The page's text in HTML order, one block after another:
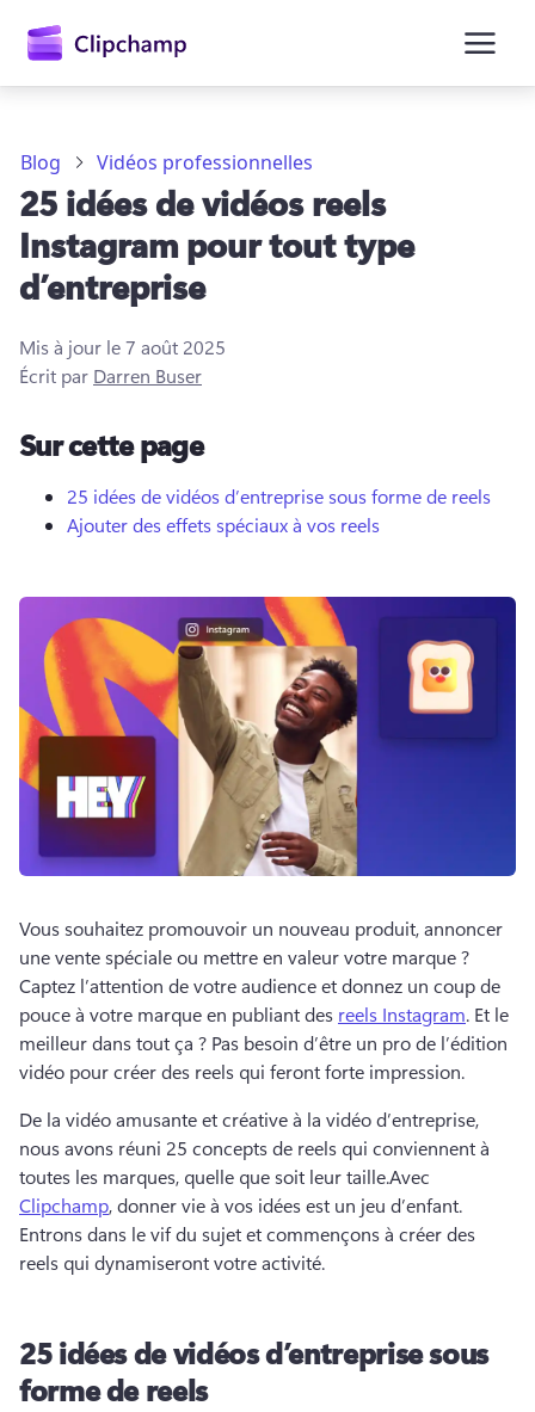
principal
Se connecter
Essayez gratuitement
Blog Vidéos professionnelles
25 idées de vidéos reels
Instagram pour tout type
d’entreprise
Mis à jour le7 août 2025
Écrit par Darren Buser
Sur cette page
25 idées de vidéos d’entreprise sous forme de reels
Ajouter des effets spéciaux à vos reels
Vous souhaitez promouvoir un nouveau produit, annoncer
Captez l’attention de votre audience et donnez un coup de
pouce à votre marque en publiant des reels Instagram. Et le
meilleur dans tout ça ? Pas besoin d’être un pro de l’édition
vidéo pour créer des reels qui feront forte impression.
De la vidéo amusante et créative à la vidéo d’entreprise,
nous avons réuni 25 concepts de reels qui conviennent à
toutes les marques, quelle que soit leur taille.Avec
Clipchamp
Entrons dans le vif du sujet et commençons à créer des
reels qui dynamiseront votre activité.
25 idées de vidéos d’entreprise sous
forme de reels